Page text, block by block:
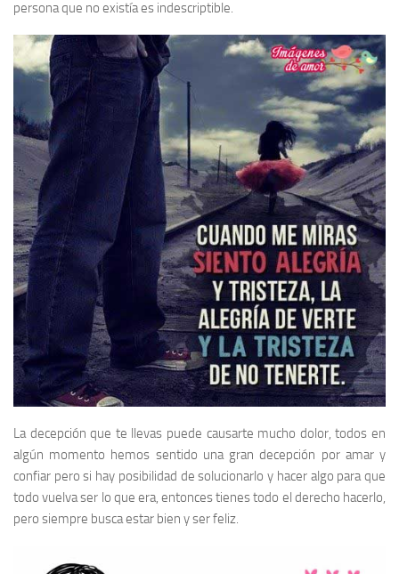
persona que no existía es indescriptible.
La decepción que te llevas puede causarte mucho dolor, todos en
algún momento hemos sentido una gran decepción por amar y
confiar pero si hay posibilidad de solucionarlo y hacer algo para que
todo vuelva ser lo que era, entonces tienes todo el derecho hacerlo,
pero siempre busca estar bien y ser feliz.